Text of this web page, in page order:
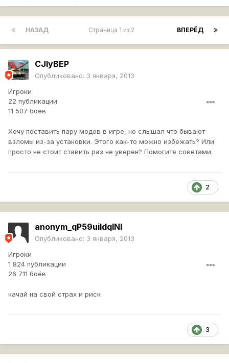
НАЗАД ВПЕРЁД
Страница 1 из 2
CJIyBEP
Опубликовано: 3 января, 2013
Игроки
22 публикации
11 507 боёв
Хочу поставить пару модов в игре, но слышал что бывают
взломы из-за установки. Этого как-то можно избежать? Или
просто не стоит ставить раз не уверен? Помогите советами.
2
anonym_qP59uildqINI
Опубликовано: 3 января, 2013
Игроки
1 824 публикации
26 711 боёв
качай на свой страх и риск
3